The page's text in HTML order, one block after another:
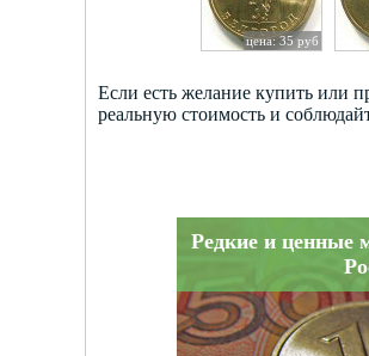
цена: 35 руб
Если есть желание купить или
реальную стоимость и
Редкие и ценные